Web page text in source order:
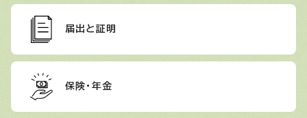
届出と証明
保険・年金